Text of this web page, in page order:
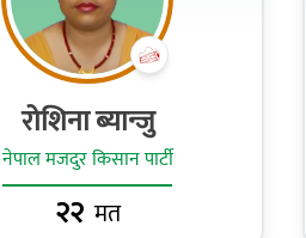
रोशिना ब्यान्जु
नेपाल मजदुर किसान पार्टी
२२ मत